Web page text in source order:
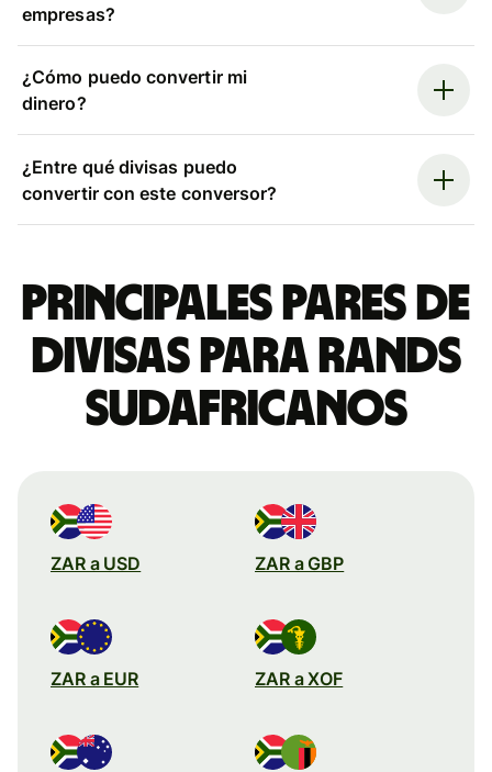
empresas?
¿Cómo puedo convertir mi
dinero?
¿Entre qué divisas puedo
convertir con este conversor?
Principales pares de
divisas para rands
sudafricanos
ZAR a USD ZAR a GBP
ZAR a EUR ZAR a XOF